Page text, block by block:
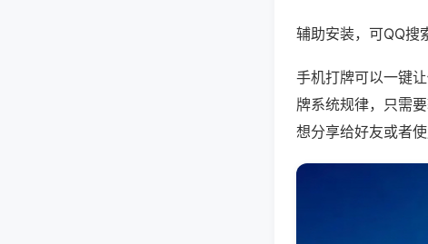
辅助安装，可QQ
手机打牌可以一键
牌系统规律，只需
想分享给好友或者